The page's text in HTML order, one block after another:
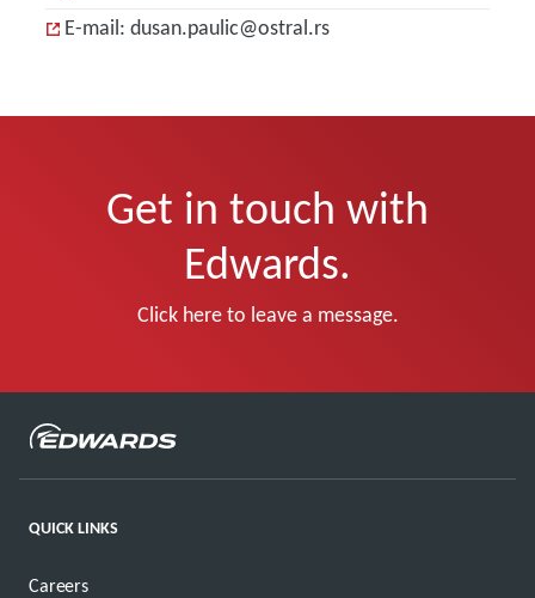
E-mail: dusan.paulic@ostral.rs
Get in touch with
Edwards.
Click here to leave a message.
QUICK LINKS
Careers